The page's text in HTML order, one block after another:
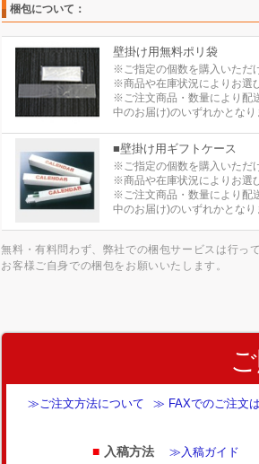
梱包について：
壁掛け用無料ポリ袋
※ご指定の個数を購入いただ
※商品や在庫状況によりお選
※ご注文商品・数量により配
中のお届け)のいずれかとなり
■壁掛け用ギフトケース
※ご指定の個数を購入いただ
※商品や在庫状況によりお選
※ご注文商品・数量により配
中のお届け)のいずれかとなり
無料・有料問わず、弊社での梱包サービスは行っ
お客様ご自身での梱包をお願いいたします。
≫ご注文方法について ≫ FAXでのご注文
入稿方法 ≫入稿ガイド